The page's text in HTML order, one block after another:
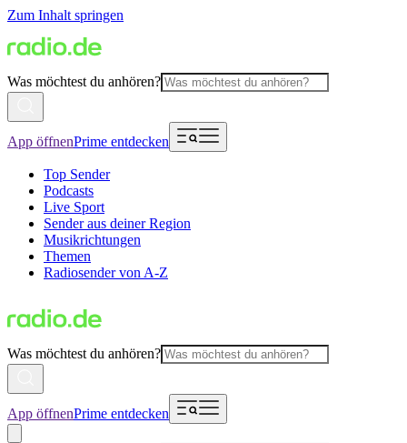
Zum Inhalt springen
Was möchtest du anhören?
App öffnenPrime entdecken
Top Sender
Podcasts
Live Sport
Sender aus deiner Region
Musikrichtungen
Themen
Radiosender von A-Z
Was möchtest du anhören?
App öffnenPrime entdecken